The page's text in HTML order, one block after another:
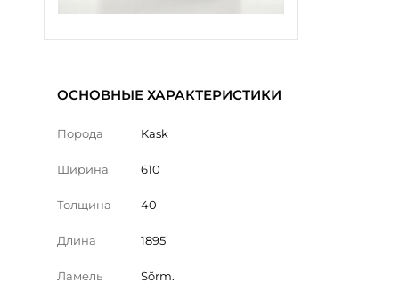
ОСНОВНЫЕ ХАРАКТЕРИСТИКИ
Порода Kask
Ширина 610
Толщина 40
Длина 1895
Ламель Sõrm.